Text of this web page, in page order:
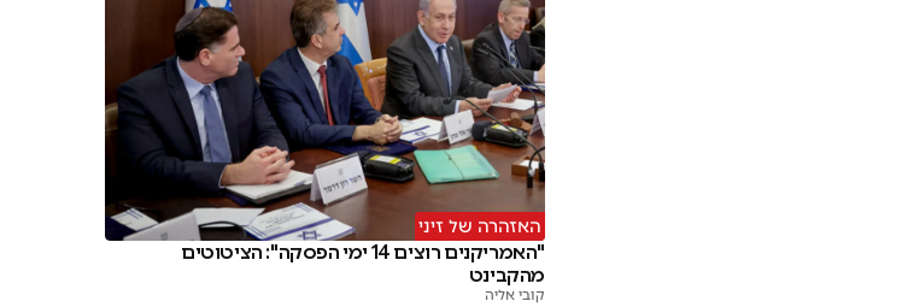
האזהרה של זיני
"האמריקנים רוצים 14 ימי הפסקה": הציטוטים
מהקבינט
קובי אליה